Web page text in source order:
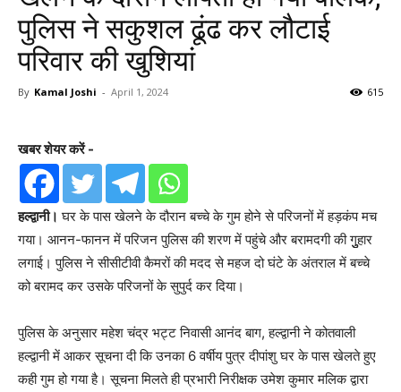
पुलिस ने सकुशल ढूंढ कर लौटाई
परिवार की खुशियां
By Kamal Joshi - April 1, 2024 615
खबर शेयर करें -
हल्द्वानी। घर के पास खेलने के दौरान बच्चे के गुम होने से परिजनों में हड़कंप मच
गया। आनन-फानन में परिजन पुलिस की शरण में पहुंचे और बरामदगी की गुुुहार
लगाई। पुलिस ने सीसीटीवी कैमरों की मदद से महज दो घंटे के अंतराल में बच्चे
को बरामद कर उसके परिजनों के सुपुर्द कर दिया।
पुलिस के अनुसार महेश चंद्र भट्ट निवासी आनंद बाग, हल्द्वानी ने कोतवाली
हल्द्वानी में आकर सूचना दी कि उनका 6 वर्षीय पुत्र दीपांशु घर के पास खेलते हुए
कही गुम हो गया है। सूचना मिलते ही प्रभारी निरीक्षक उमेश कुमार मलिक द्वारा